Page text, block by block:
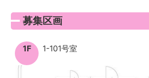
募集区画
1F 1-101号室